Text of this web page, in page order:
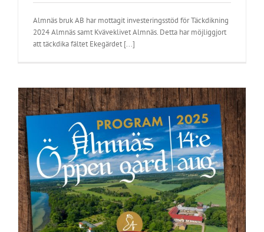
Almnäs bruk AB har mottagit investeringsstöd för Täckdikning
2024 Almnäs samt Kväveklivet Almnäs. Detta har möjliggjort
att täckdika fältet Ekegärdet [...]